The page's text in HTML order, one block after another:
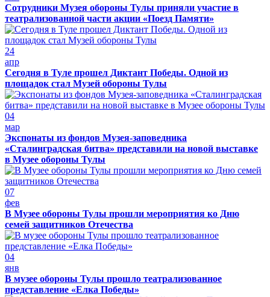
Сотрудники Музея обороны Тулы приняли участие в
театрализованной части акции «Поезд Памяти»
24
апр
Сегодня в Туле прошел Диктант Победы. Одной из
площадок стал Музей обороны Тулы
04
мар
Экспонаты из фондов Музея-заповедника
«Сталинградская битва» представили на новой выставке
в Музее обороны Тулы
07
фев
В Музее обороны Тулы прошли мероприятия ко Дню
семей защитников Отечества
04
янв
В музее обороны Тулы прошло театрализованное
представление «Елка Победы»